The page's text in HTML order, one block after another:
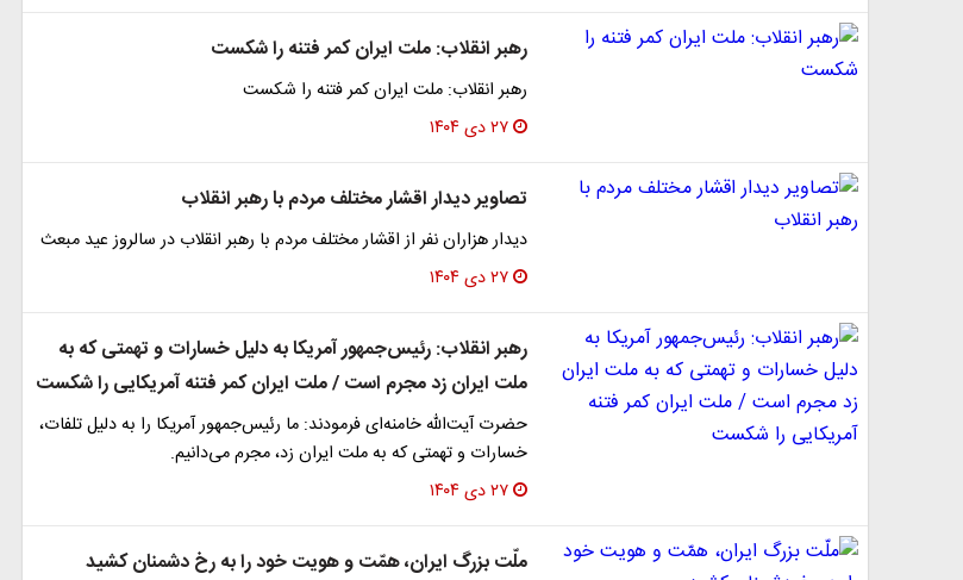
رهبر انقلاب: ملت ایران کمر فتنه را شکست
رهبر انقلاب: ملت ایران کمر فتنه را شکست
۲۷ دی ۱۴۰۴
تصاویر دیدار اقشار مختلف مردم با رهبر انقلاب
دیدار هزاران نفر از اقشار مختلف مردم با رهبر انقلاب در سالروز عید مبعث
۲۷ دی ۱۴۰۴
رهبر انقلاب: رئیس‌جمهور آمریکا به دلیل خسارات و تهمتی که به
ملت ایران زد مجرم است / ملت ایران کمر فتنه آمریکایی را شکست
حضرت آیت‌الله خامنه‌ای فرمودند: ما رئیس‌جمهور آمریکا را به دلیل تلفات،
خسارات و تهمتی که به ملت ایران زد، مجرم می‌دانیم.
۲۷ دی ۱۴۰۴
ملّت بزرگ ایران، همّت و هویت خود را به رخ دشمنان کشید